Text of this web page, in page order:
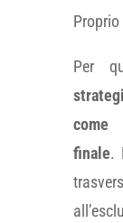
Proprio
Per
come
finale.